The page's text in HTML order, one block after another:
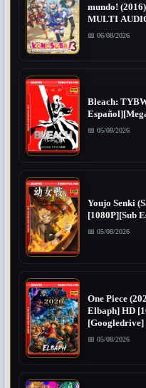
mundo!
MULTI
📅 06/08/2026
Bleach:
📅 05/08/2026
Youjo Senki
[1080P][Sub
📅 05/08/2026
One Piece
Elbaph] HD
[Googledrive]
📅 05/08/2026